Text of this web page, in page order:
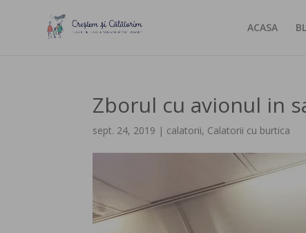
ACASA
Zborul cu avionul in
sept. 24, 2019 | calatorii, Calatorii cu burtica